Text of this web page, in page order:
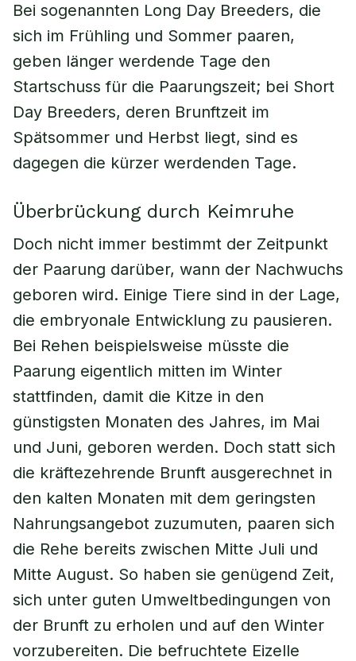
Bei sogenannten Long Day Breeders, die
sich im Frühling und Sommer paaren,
geben länger werdende Tage den
Startschuss für die Paarungszeit; bei Short
Day Breeders, deren Brunftzeit im
Spätsommer und Herbst liegt, sind es
dagegen die kürzer werdenden Tage.
Überbrückung durch Keimruhe
Doch nicht immer bestimmt der Zeitpunkt
der Paarung darüber, wann der Nachwuchs
geboren wird. Einige Tiere sind in der Lage,
die embryonale Entwicklung zu pausieren.
Bei Rehen beispielsweise müsste die
Paarung eigentlich mitten im Winter
stattfinden, damit die Kitze in den
günstigsten Monaten des Jahres, im Mai
und Juni, geboren werden. Doch statt sich
die kräftezehrende Brunft ausgerechnet in
den kalten Monaten mit dem geringsten
Nahrungsangebot zuzumuten, paaren sich
die Rehe bereits zwischen Mitte Juli und
Mitte August. So haben sie genügend Zeit,
sich unter guten Umweltbedingungen von
der Brunft zu erholen und auf den Winter
vorzubereiten. Die befruchtete Eizelle